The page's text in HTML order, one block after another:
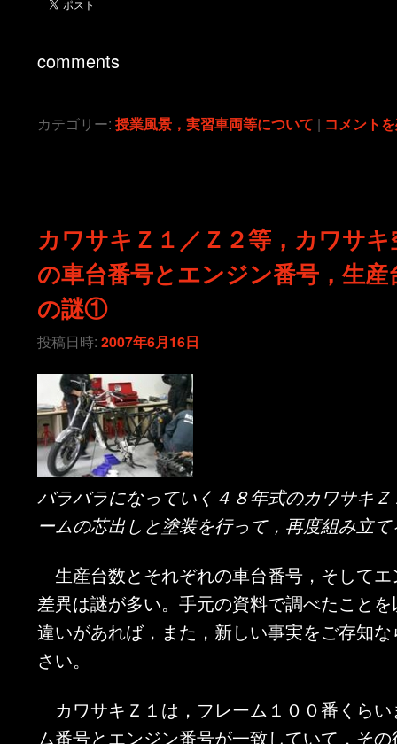
comments
カテゴリー: 授業風景，実習車両等について | コメント
カワサキＺ１／Ｚ２等，カワサキ
の車台番号とエンジン番号，生産
の謎①
投稿日時:2007年6月16日
バラバラになっていく４８年式のカワサキ
ームの芯出しと塗装を行って，再度組み立
生産台数とそれぞれの車台番号，そして
差異は謎が多い。手元の資料で調べたこと
違いがあれば，また，新しい事実をご存知
さい。
カワサキＺ１は，フレーム１００番くら
ム番号とエンジン番号が一致していて，そ